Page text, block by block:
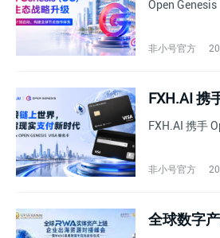
Open
非小号官方
FXH.AI 携
FXH.AI 携手
非小号官方
全球数字